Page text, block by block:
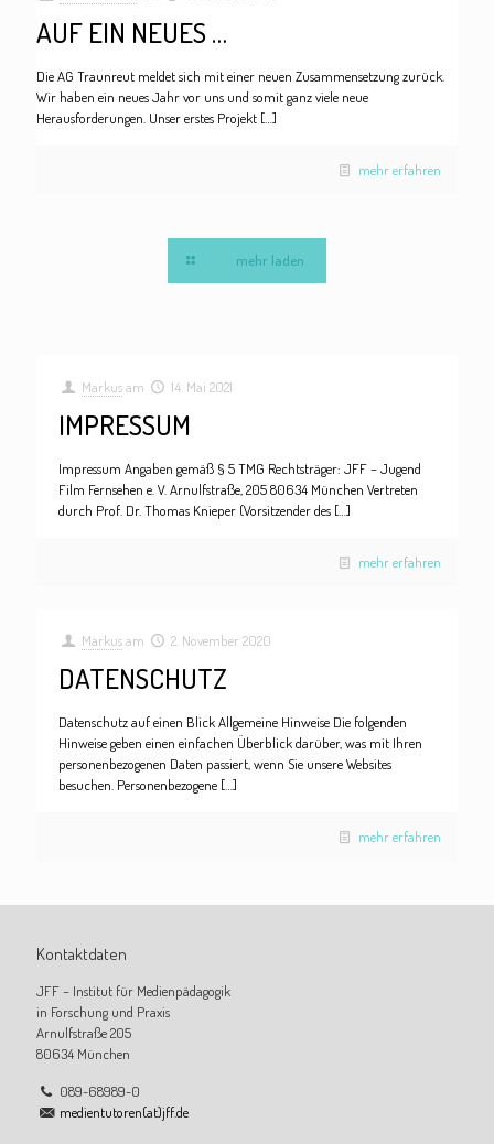
AUF EIN NEUES …
Die AG Traunreut meldet sich mit einer neuen Zusammensetzung zurück.
Wir haben ein neues Jahr vor uns und somit ganz viele neue
Herausforderungen. Unser erstes Projekt […]
mehr erfahren
mehr laden
Markusam 14. Mai 2021
IMPRESSUM
Impressum Angaben gemäß § 5 TMG Rechtsträger: JFF – Jugend
Film Fernsehen e. V. Arnulfstraße, 205 80634 München Vertreten
durch Prof. Dr. Thomas Knieper (Vorsitzender des […]
mehr erfahren
Markusam 2. November 2020
DATENSCHUTZ
Datenschutz auf einen Blick Allgemeine Hinweise Die folgenden
Hinweise geben einen einfachen Überblick darüber, was mit Ihren
personenbezogenen Daten passiert, wenn Sie unsere Websites
besuchen. Personenbezogene […]
mehr erfahren
Kontaktdaten
JFF – Institut für Medienpädagogik
in Forschung und Praxis
Arnulfstraße 205
80634 München
089-68989-0
medientutoren(at)jff.de